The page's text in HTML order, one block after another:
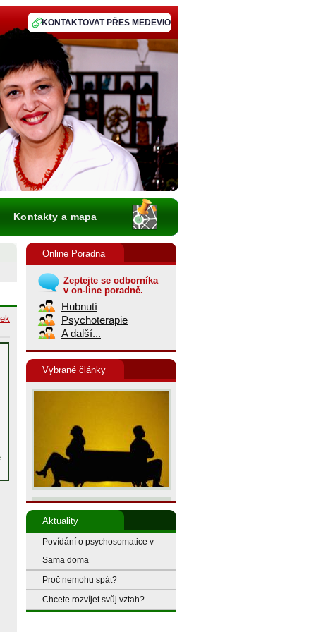
KONTAKTOVAT PŘES MEDEVIO
Kontakty a mapa
Online Poradna
Zeptejte se odborníka
v on-line poradně.
Hubnutí
Psychoterapie
A další...
Vybrané články
Aktuality
Povídání o psychosomatice v
Sama doma
Proč nemohu spát?
Chcete rozvíjet svůj vztah?